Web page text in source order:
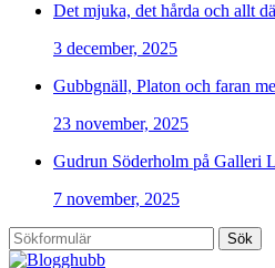
Det mjuka, det hårda och allt
3 december, 2025
Gubbgnäll, Platon och faran
23 november, 2025
Gudrun Söderholm på Galleri
7 november, 2025
Sök